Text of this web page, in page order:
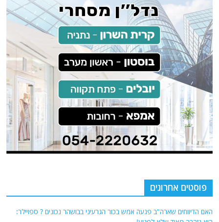
פוסטים אחרונים
האם הדיווחים שארה"ב פגעה אמש בכור הגרעיני בבושהר נכונים ? ספויילר: